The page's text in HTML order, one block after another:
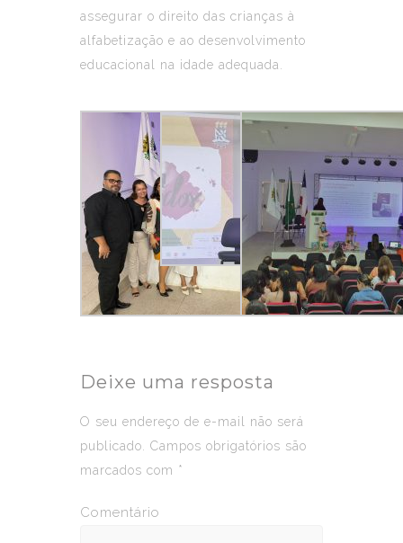
assegurar o direito das crianças à
alfabetização e ao desenvolvimento
educacional na idade adequada.
Deixe uma resposta
O seu endereço de e-mail não será
publicado.
Campos obrigatórios são
marcados com *
Comentário